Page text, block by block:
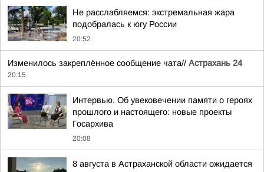
Не расслабляемся: экстремальная жара
подобралась к югу России
20:52
Изменилось закреплённое сообщение чата// Астрахань 24
20:15
Интервью. Об увековечении памяти о героях
прошлого и настоящего: новые проекты
Госархива
20:08
8 августа в Астраханской области ожидается